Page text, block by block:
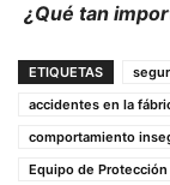
¿Qué tan
ETIQUETAS
accidentes en la
comportamiento
Equipo de